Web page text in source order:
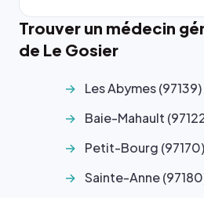
Trouver un médecin
de Le Gosier
Les Abymes (97139)
Baie-Mahault
Petit-Bourg (97170)
Sainte-Anne